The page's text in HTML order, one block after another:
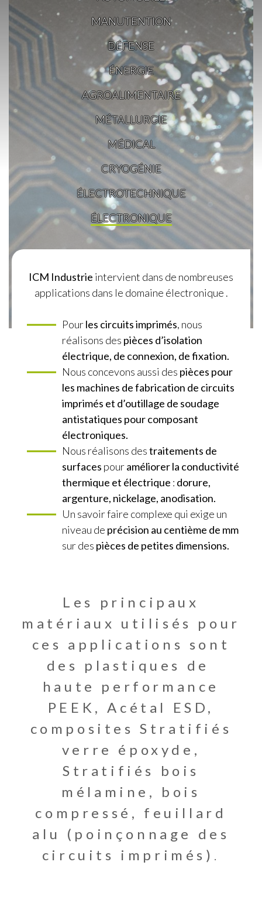
MANUTENTION
DÉFENSE
ÉNERGIE
AGROALIMENTAIRE
MÉTALLURGIE
MÉDICAL
CRYOGÉNIE
ÉLECTROTECHNIQUE
ÉLECTRONIQUE
ICM Industrie intervient dans de nombreuses
applications dans le domaine électronique .
Pourles circuits imprimés, nous
réalisons des pièces d’isolation
électrique, de connexion, de fixation.
Nous concevons aussi des pièces pour
les machines de fabrication de circuits
imprimés et d’outillage de soudage
antistatiques pour composant
électroniques.
Nous réalisons destraitements de
surfaces pouraméliorer la conductivité
thermique et électrique : dorure,
argenture, nickelage, anodisation.
Un savoir faire complexe qui exige un
niveau de précision au centième de mm
sur des pièces de petites dimensions.
Les principaux
matériaux utilisés pour
ces applications sont
des plastiques de
haute performance
PEEK, Acétal ESD,
composites Stratifiés
verre époxyde,
Stratifiés bois
mélamine, bois
compressé, feuillard
alu (poinçonnage des
circuits imprimés) .